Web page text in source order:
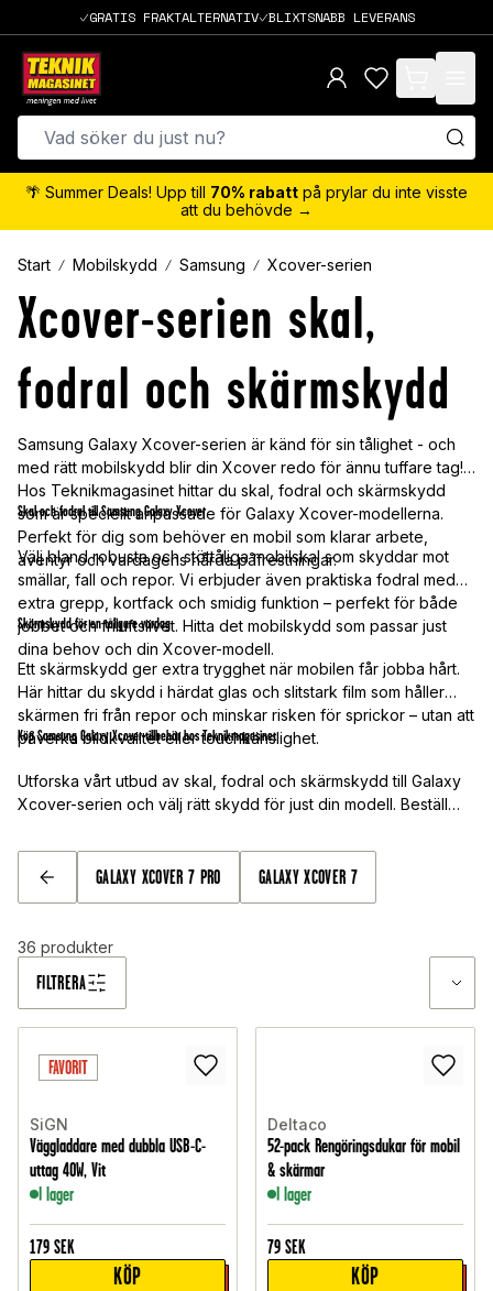
GRATIS FRAKTALTERNATIV BLIXTSNABB LEVERANS
items in cart,
🌴 Summer Deals! Upp till 70% rabatt på prylar du inte visste
att du behövde →
Start Mobilskydd Samsung Xcover-serien
Xcover-serien skal,
fodral och skärmskydd
Samsung Galaxy Xcover-serien är känd för sin tålighet - och
med rätt mobilskydd blir din Xcover redo för ännu tuffare tag!
Hos Teknikmagasinet hittar du skal, fodral och skärmskydd
som är speciellt anpassade för Galaxy Xcover-modellerna.
Perfekt för dig som behöver en mobil som klarar arbete,
äventyr och vardagens hårda påfrestningar.
Skal och fodral till Samsung Galaxy Xcover
Välj bland robusta och stöttåliga mobilskal som skyddar mot
smällar, fall och repor. Vi erbjuder även praktiska fodral med
extra grepp, kortfack och smidig funktion – perfekt för både
jobbet och friluftslivet. Hitta det mobilskydd som passar just
dina behov och din Xcover-modell.
Skärmskydd för en tåligare vardag
Ett skärmskydd ger extra trygghet när mobilen får jobba hårt.
Här hittar du skydd i härdat glas och slitstark film som håller
skärmen fri från repor och minskar risken för sprickor – utan att
påverka bildkvalitet eller touchkänslighet.
Köp Samsung Galaxy Xcover-tillbehör hos Teknikmagasinet
Utforska vårt utbud av skal, fodral och skärmskydd till Galaxy
Xcover-serien och välj rätt skydd för just din modell. Beställ
gör din Xcover ännu tåligare redan idag!
TILLBAKA
GALAXY XCOVER 7 PRO GALAXY XCOVER 7
FILTRERA
36 produkter
FAVORIT
SiGN
Väggladdare med dubbla USB-C-
uttag 40W, Vit
I lager
179 SEK
KÖP
Deltaco
52-pack Rengöringsdukar för mobil
& skärmar
I lager
79 SEK
KÖP